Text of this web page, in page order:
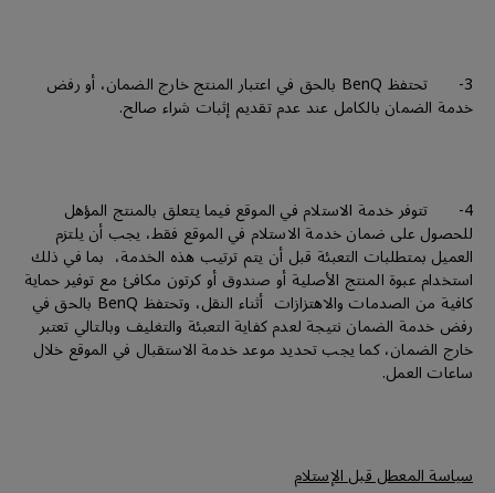
3- تحتفظ BenQ بالحق في اعتبار المنتج خارج الضمان، أو رفض
خدمة الضمان بالكامل عند عدم تقديم إثبات شراء صالح.
4- تتوفر خدمة الاستلام في الموقع فيما يتعلق بالمنتج المؤهل
للحصول على ضمان خدمة الاستلام في الموقع فقط، يجب أن يلتزم
العميل بمتطلبات التعبئة قبل أن يتم ترتيب هذه الخدمة، بما في ذلك
استخدام عبوة المنتج الأصلية أو صندوق أو كرتون مكافئ مع توفير حماية
كافية من الصدمات والاهتزازات أثناء النقل، وتحتفظ BenQ بالحق في
رفض خدمة الضمان نتيجة لعدم كفاية التعبئة والتغليف وبالتالي تعتبر
خارج الضمان، كما يجب تحديد موعد خدمة الاستقبال في الموقع خلال
ساعات العمل.
سياسة المعطل قبل الإستلام